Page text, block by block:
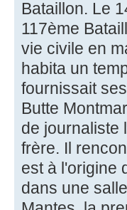
Bataillon. Le
117ème
vie civile en
habita un
fournissait
Butte
de journaliste
frère. Il
est à l'origine
dans une